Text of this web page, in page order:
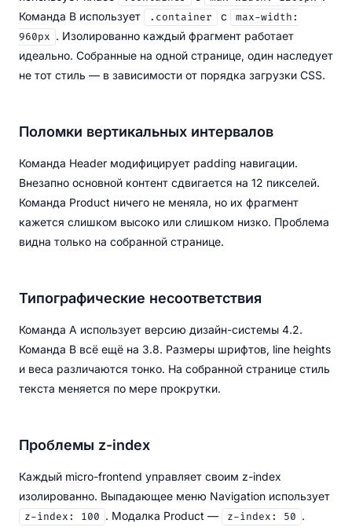
Команда B использует
.container с
max-width:
960px . Изолированно каждый фрагмент работает
идеально. Собранные на одной странице, один наследует
не тот стиль — в зависимости от порядка загрузки CSS.
Поломки вертикальных интервалов
Команда Header модифицирует padding навигации.
Внезапно основной контент сдвигается на 12 пикселей.
Команда Product ничего не меняла, но их фрагмент
кажется слишком высоко или слишком низко. Проблема
видна только на собранной странице.
Типографические несоответствия
Команда A использует версию дизайн-системы 4.2.
Команда B всё ещё на 3.8. Размеры шрифтов, line heights
и веса различаются тонко. На собранной странице стиль
текста меняется по мере прокрутки.
Проблемы z-index
Каждый micro-frontend управляет своим z-index
изолированно. Выпадающее меню Navigation использует
z-index: 100 . Модалка Product — z-index: 50 .